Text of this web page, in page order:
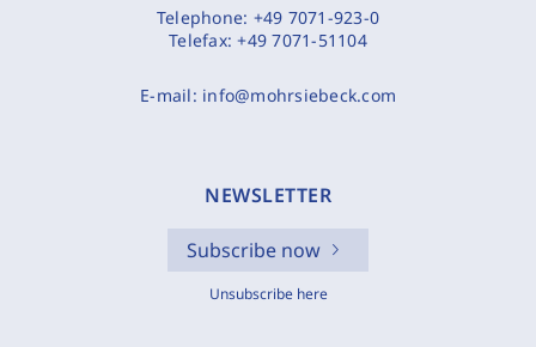
Telephone: +49 7071-923-0
Telefax:+49 7071-51104
E-mail: info@mohrsiebeck.com
NEWSLETTER
Subscribe now
Unsubscribe here